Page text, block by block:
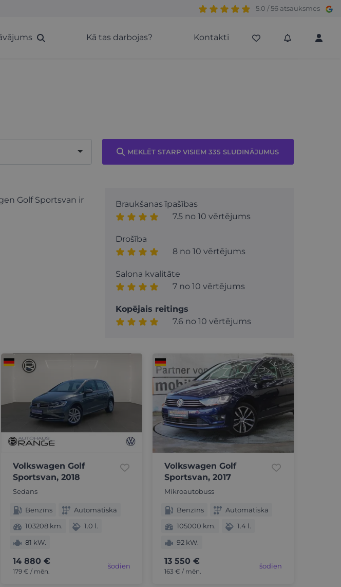
5.0 / 56 atsauksmes
Kā tas darbojas? Kontakti
MEKLĒT STARP VISIEM 335 SLUDINĀJUMUS
Golf Sportsvan ir
Braukšanas īpašības
7.5 no 10 vērtējums
Drošība
8 no 10 vērtējums
Salona kvalitāte
7 no 10 vērtējums
Kopējais reitings
7.6 no 10 vērtējums
Volkswagen Golf
Sportsvan, 2018
Sedans
Benzīns
Automātiskā
103208 km.
1.0 l.
81 kW.
14 880 €
179 € / mēn.
šodien
Volkswagen Golf
Sportsvan, 2017
Mikroautobuss
Benzīns
Automātiskā
105000 km.
1.4 l.
92 kW.
13 550 €
163 € / mēn.
šodien